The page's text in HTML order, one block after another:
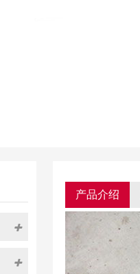
产品介绍